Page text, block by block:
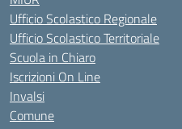
Ufficio Scolastico Regionale
Ufficio Scolastico Territoriale
Scuola in Chiaro
Iscrizioni On Line
Invalsi
Comune